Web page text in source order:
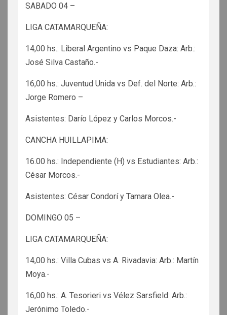
SABADO 04 –
LIGA CATAMARQUEÑA:
14,00 hs.: Liberal Argentino vs Paque Daza: Arb.:
José Silva Castaño.-
16,00 hs.: Juventud Unida vs Def. del Norte: Arb.:
Jorge Romero –
Asistentes: Darío López y Carlos Morcos.-
CANCHA HUILLAPIMA:
16.00 hs.: Independiente (H) vs Estudiantes: Arb.:
César Morcos.-
Asistentes: César Condorí y Tamara Olea.-
DOMINGO 05 –
LIGA CATAMARQUEÑA:
14,00 hs.: Villa Cubas vs A. Rivadavia: Arb.: Martín
Moya.-
16,00 hs.: A. Tesorieri vs Vélez Sarsfield: Arb.:
Jerónimo Toledo.-